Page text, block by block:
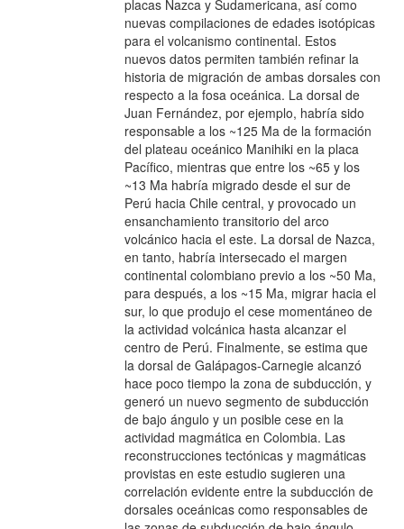
placas Nazca y Sudamericana, así como
nuevas compilaciones de edades isotópicas
para el volcanismo continental. Estos
nuevos datos permiten también refinar la
historia de migración de ambas dorsales con
respecto a la fosa oceánica. La dorsal de
Juan Fernández, por ejemplo, habría sido
responsable a los ~125 Ma de la formación
del plateau oceánico Manihiki en la placa
Pacífico, mientras que entre los ~65 y los
~13 Ma habría migrado desde el sur de
Perú hacia Chile central, y provocado un
ensanchamiento transitorio del arco
volcánico hacia el este. La dorsal de Nazca,
en tanto, habría intersecado el margen
continental colombiano previo a los ~50 Ma,
para después, a los ~15 Ma, migrar hacia el
sur, lo que produjo el cese momentáneo de
la actividad volcánica hasta alcanzar el
centro de Perú. Finalmente, se estima que
la dorsal de Galápagos-Carnegie alcanzó
hace poco tiempo la zona de subducción, y
generó un nuevo segmento de subducción
de bajo ángulo y un posible cese en la
actividad magmática en Colombia. Las
reconstrucciones tectónicas y magmáticas
provistas en este estudio sugieren una
correlación evidente entre la subducción de
dorsales oceánicas como responsables de